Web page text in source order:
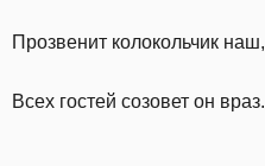
Прозвенит колокольчик наш,
Всех гостей созовет он враз.